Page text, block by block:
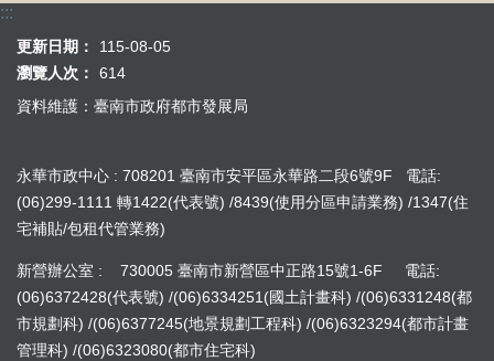
:::
更新日期：
115-08-05
瀏覽人次：
614
資料維護：臺南市政府都市發展局
永華市政中心 : 708201 臺南市安平區永華路二段6號9F 電話:
(06)299-1111 轉1422(代表號) /8439(使用分區申請業務) /1347(住
宅補貼/包租代管業務)
新營辦公室 : 730005 臺南市新營區中正路15號1-6F 電話:
(06)6372428(代表號) /(06)6334251(國土計畫科) /(06)6331248(都
市規劃科) /(06)6377245(地景規劃工程科) /(06)6323294(都市計畫
管理科) /(06)6323080(都市住宅科)